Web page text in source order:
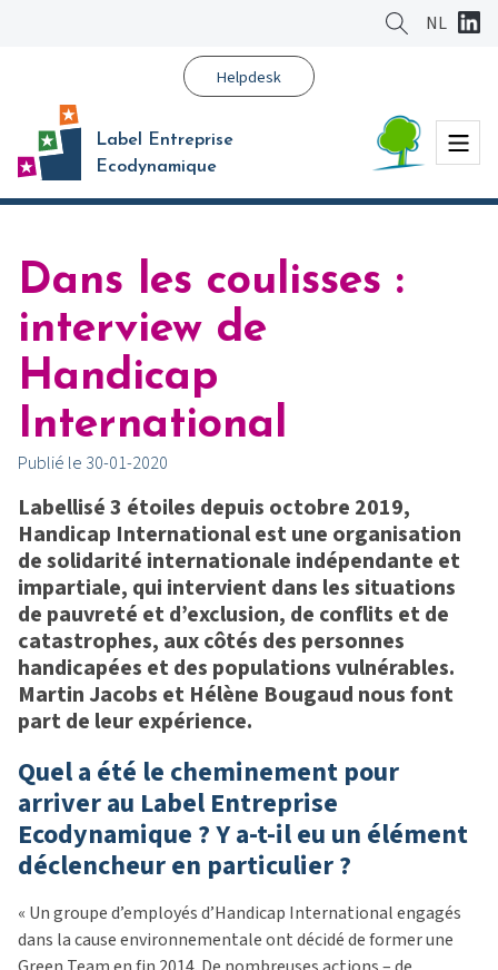
NL
Helpdesk
Label Entreprise
Ecodynamique
Menu
Dans les coulisses :
interview de
Handicap
International
Publié le 30-01-2020
Labellisé 3 étoiles depuis octobre 2019,
Handicap International est une organisation
de solidarité internationale indépendante et
impartiale, qui intervient dans les situations
de pauvreté et d’exclusion, de conflits et de
catastrophes, aux côtés des personnes
handicapées et des populations vulnérables.
Martin Jacobs et Hélène Bougaud nous font
part de leur expérience.
Quel a été le cheminement pour
arriver au Label Entreprise
Ecodynamique ? Y a-t-il eu un élément
déclencheur en particulier ?
« Un groupe d’employés d’Handicap International engagés
dans la cause environnementale ont décidé de former une